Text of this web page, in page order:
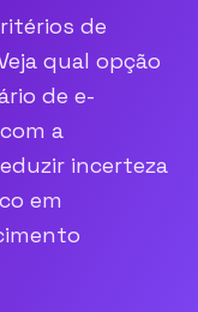
de
qual opção
de e-
a
incerteza
em